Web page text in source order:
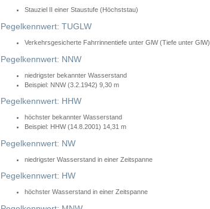
Stauziel II einer Staustufe (Höchststau)
Pegelkennwert: TUGLW
Verkehrsgesicherte Fahrrinnentiefe unter GlW (Tiefe unter GlW)
Pegelkennwert: NNW
niedrigster bekannter Wasserstand
Beispiel: NNW (3.2.1942) 9,30 m
Pegelkennwert: HHW
höchster bekannter Wasserstand
Beispiel: HHW (14.8.2001) 14,31 m
Pegelkennwert: NW
niedrigster Wasserstand in einer Zeitspanne
Pegelkennwert: HW
höchster Wasserstand in einer Zeitspanne